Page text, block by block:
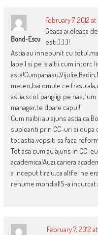
Bond-Escu
February 7, 2012 at
Geaca ai,oleaca
esti:):):)!
Astia au innebunit cu
labe 1 si pe la altii cum
meteo,bai omule ce
astia,scot pangligi pe
manager,te doare capul!
Cum naibii au ajuns astia ca
supleanti prin CC-uri si dupa
tot astia,vopsiti sa faca
Tot asa cum au ajuns in CC-
academica!Auzi,cariera
a inceput tirziu,ca altfel ne
renume mondial!S-a
February 7, 2012